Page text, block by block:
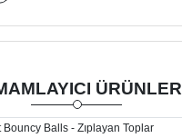
ÜRÜNLER
Bouncy Balls - Zıplayan Toplar